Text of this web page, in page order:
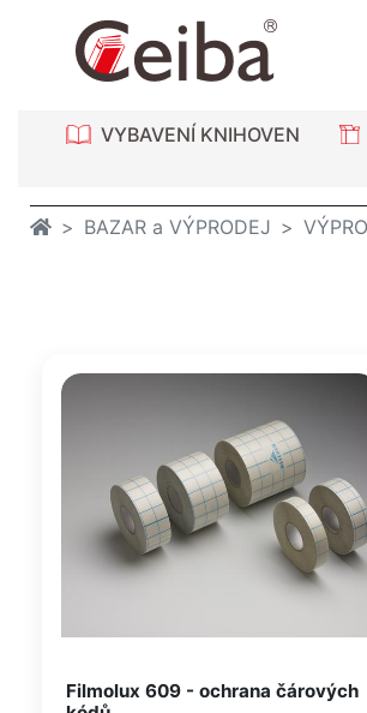
VYBAVENÍ KNIHOVEN
BAZAR a VÝPRODEJ
Filmolux 609 - ochrana čárových